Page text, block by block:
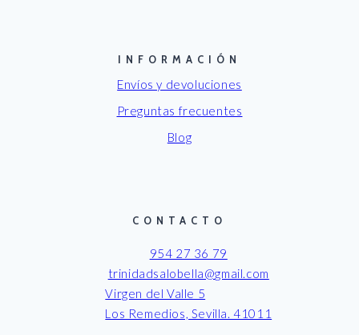
INFORMACIÓN
Envíos y devoluciones
Preguntas frecuentes
Blog
CONTACTO
954 27 36 79
trinidadsalobella@gmail.com
Virgen del Valle 5
Los Remedios, Sevilla. 41011